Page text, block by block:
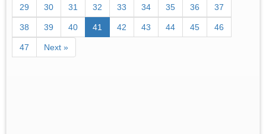
29 30 31 32 33 34 35 36 37
38 39 40 41 42 43 44 45 46
47 Next »